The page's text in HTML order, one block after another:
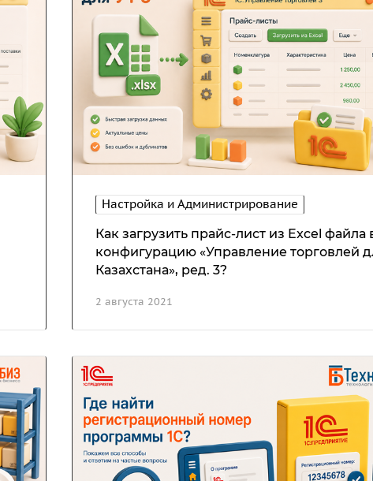
Настройка и Администрирование
2 августа 2021
Как загрузить прайс-лист из Excel файла
конфигурацию «Управление торговлей
Казахстана», ред. 3?